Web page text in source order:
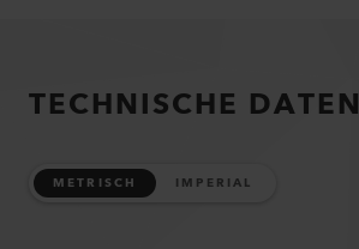
TECHNISCHE DATEN
METRISCH IMPERIAL